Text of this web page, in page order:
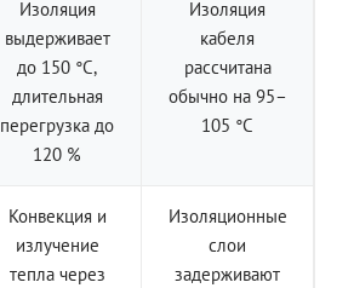
Изоляция
выдерживает
до 150 °C,
длительная
перегрузка до
120 %
Изоляция
кабеля
рассчитана
обычно на 95–
105 °C
Конвекция и
излучение
тепла через
Изоляционные
слои
задерживают